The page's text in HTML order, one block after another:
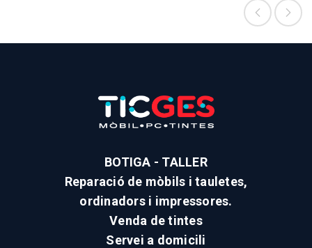
BOTIGA - TALLER
Reparació de mòbils i tauletes,
ordinadors i impressores.
Venda de tintes
Servei a domicili